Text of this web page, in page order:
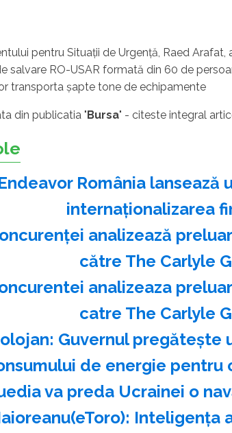
pentru Situaţii de Urgenţă, Raed Arafat,
salvare RO-USAR formată din 60 de
transporta şapte tone de echipamente
din publicatia " Bursa" - citeste integral
România
internaţionalizarea
analizează
către The Carlyle
analizeaza
catre The Carlyle
Guvernul pregăteşte
de energie pentru
va preda Ucrainei o